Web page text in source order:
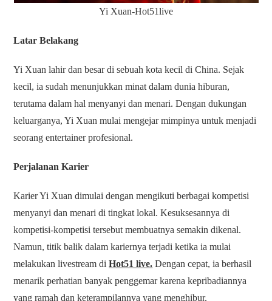
Yi Xuan-Hot51live
Latar Belakang
Yi Xuan lahir dan besar di sebuah kota kecil di China. Sejak
kecil, ia sudah menunjukkan minat dalam dunia hiburan,
terutama dalam hal menyanyi dan menari. Dengan dukungan
keluarganya, Yi Xuan mulai mengejar mimpinya untuk menjadi
seorang entertainer profesional.
Perjalanan Karier
Karier Yi Xuan dimulai dengan mengikuti berbagai kompetisi
menyanyi dan menari di tingkat lokal. Kesuksesannya di
kompetisi-kompetisi tersebut membuatnya semakin dikenal.
Namun, titik balik dalam kariernya terjadi ketika ia mulai
melakukan livestream diHot51 live. Dengan cepat, ia berhasil
menarik perhatian banyak penggemar karena kepribadiannya
yang ramah dan keterampilannya yang menghibur.